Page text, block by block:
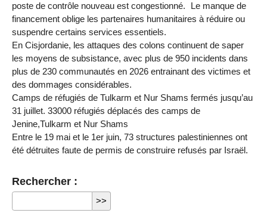
poste de contrôle nouveau est congestionné. Le manque de
financement oblige les partenaires humanitaires à réduire ou
suspendre certains services essentiels.
En Cisjordanie, les attaques des colons continuent de saper
les moyens de subsistance, avec plus de 950 incidents dans
plus de 230 communautés en 2026 entrainant des victimes et
des dommages considérables.
Camps de réfugiés de Tulkarm et Nur Shams fermés jusqu’au
31 juillet. 33000 réfugiés déplacés des camps de
Jenine,Tulkarm et Nur Shams
Entre le 19 mai et le 1er juin, 73 structures palestiniennes ont
été détruites faute de permis de construire refusés par Israël.
Rechercher :